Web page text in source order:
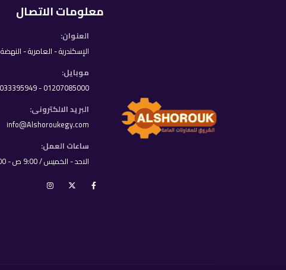
معلومات الاتصال
العنوان:
الإسكندرية - العامرية - النهضة
موبايل:
01207085000 - 01033395949
البريد الالكترونى:
info@Alshoroukegy.com
ساعات العمل:
الاحد - الخميس / 9:00 ص - 8:00 م